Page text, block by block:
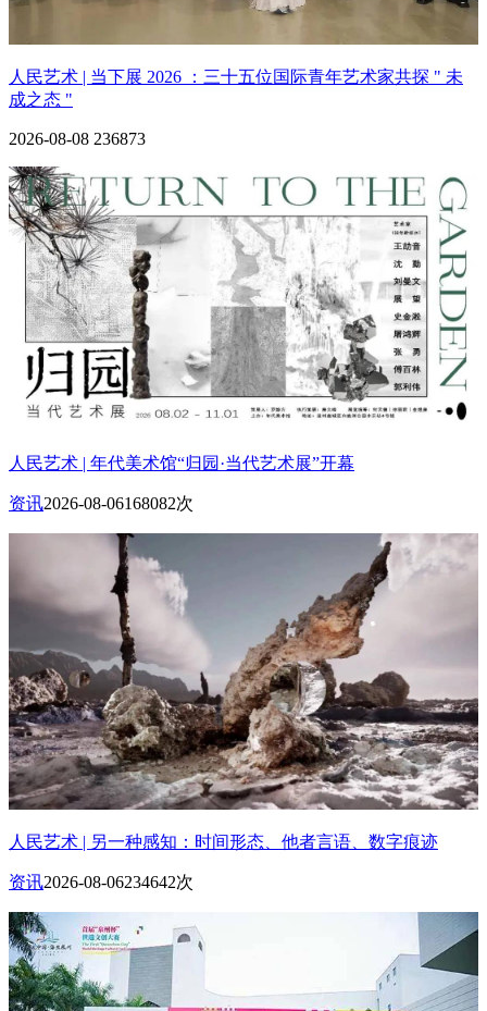
人民艺术 | 当下展 2026 ：三十五位国际青年艺术家共探 " 未
成之态 "
2026-08-08 236873
人民艺术 | 年代美术馆“归园·当代艺术展”开幕
资讯2026-08-06168082次
人民艺术 | 另一种感知：时间形态、他者言语、数字痕迹
资讯2026-08-06234642次